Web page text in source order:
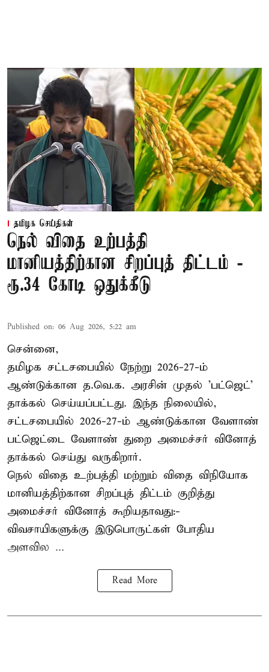
தமிழக செய்திகள்
நெல் விதை உற்பத்தி
மானியத்திற்கான சிறப்புத் திட்டம் -
ரூ.34 கோடி ஒதுக்கீடு
Published on: 06 Aug 2026, 5:22 am
சென்னை,
தமிழக சட்டசபையில் நேற்று 2026-27-ம்
ஆண்டுக்கான த.வெ.க. அரசின் முதல் 'பட்ஜெட்'
தாக்கல் செய்யப்பட்டது. இந்த நிலையில்,
சட்டசபையில் 2026-27-ம் ஆண்டுக்கான வேளாண்
பட்ஜெட்டை வேளாண் துறை அமைச்சர் வினோத்
தாக்கல் செய்து வருகிறார்.
நெல் விதை உற்பத்தி மற்றும் விதை விநியோக
மானியத்திற்கான சிறப்புத் திட்டம் குறித்து
அமைச்சர் வினோத் கூறியதாவது:-
விவசாயிகளுக்கு இடுபொருட்கள் போதிய
அளவில ...
Read More